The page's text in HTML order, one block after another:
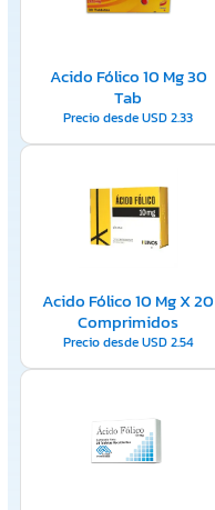
Acido Fólico 10 Mg 30
Tab
Precio desdeUSD2.33
Acido Fólico 10 Mg X 20
Comprimidos
Precio desdeUSD2.54